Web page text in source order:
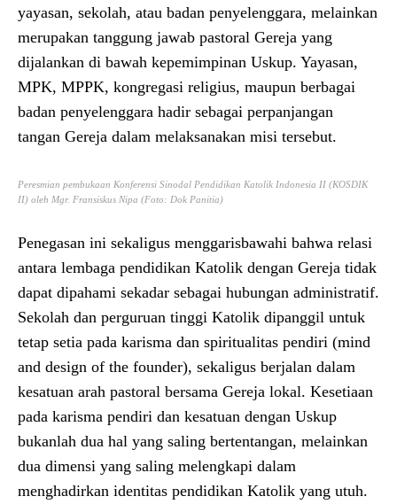
yayasan, sekolah, atau badan penyelenggara, melainkan
merupakan tanggung jawab pastoral Gereja yang
dijalankan di bawah kepemimpinan Uskup. Yayasan,
MPK, MPPK, kongregasi religius, maupun berbagai
badan penyelenggara hadir sebagai perpanjangan
tangan Gereja dalam melaksanakan misi tersebut.
Peresmian pembukaan Konferensi Sinodal Pendidikan Katolik Indonesia II (KOSDIK
II) oleh Mgr. Fransiskus Nipa (Foto: Dok Panitia)
Penegasan ini sekaligus menggarisbawahi bahwa relasi
antara lembaga pendidikan Katolik dengan Gereja tidak
dapat dipahami sekadar sebagai hubungan administratif.
Sekolah dan perguruan tinggi Katolik dipanggil untuk
tetap setia pada karisma dan spiritualitas pendiri (mind
and design of the founder), sekaligus berjalan dalam
kesatuan arah pastoral bersama Gereja lokal. Kesetiaan
pada karisma pendiri dan kesatuan dengan Uskup
bukanlah dua hal yang saling bertentangan, melainkan
dua dimensi yang saling melengkapi dalam
menghadirkan identitas pendidikan Katolik yang utuh.